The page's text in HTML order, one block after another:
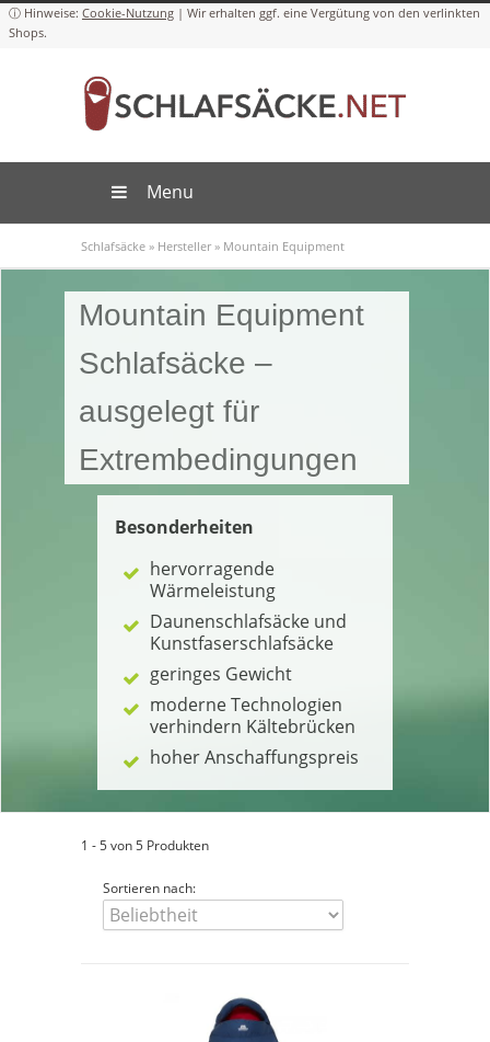
Cookie-Nutzung
Menu
Schlafsäcke » Hersteller » Mountain Equipment
Mountain Equipment
Schlafsäcke –
ausgelegt für
Extrembedingungen
Besonderheiten
hervorragende
Wärmeleistung
Daunenschlafsäcke und
Kunstfaserschlafsäcke
geringes Gewicht
moderne Technologien
verhindern Kältebrücken
hoher Anschaffungspreis
1 - 5 von 5 Produkten
Sortieren nach: